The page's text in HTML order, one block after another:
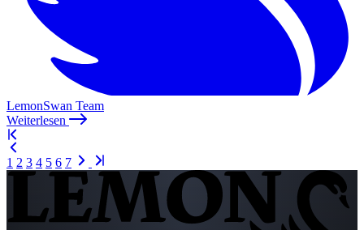
LemonSwan Team
Weiterlesen
1 2 3 4 5 6 7